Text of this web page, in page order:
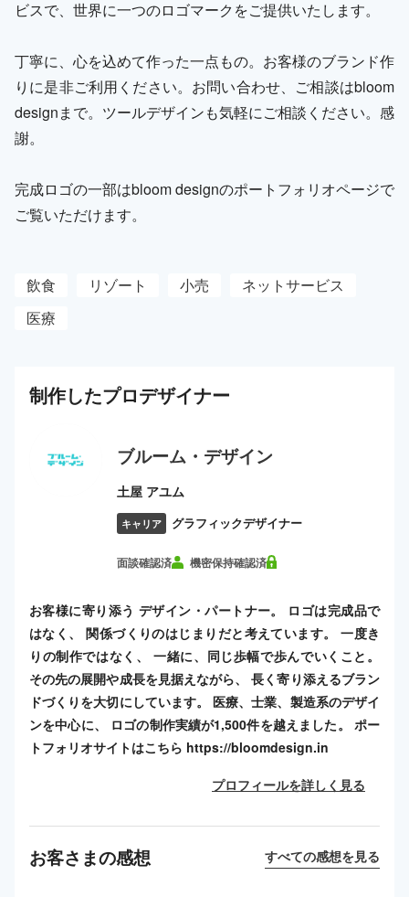
ビスで、世界に一つのロゴマークをご提供いたします。
丁寧に、心を込めて作った一点もの。お客様のブランド作
りに是非ご利用ください。お問い合わせ、ご相談はbloom
designまで。ツールデザインも気軽にご相談ください。感
謝。
完成ロゴの一部はbloom designのポートフォリオページで
ご覧いただけます。
飲食 リゾート 小売
ネットサービス
医療
制作したプロデザイナー
ブルーム・デザイン
土屋 アユム
キャリア グラフィックデザイナー
面談確認済 機密保持確認済
お客様に寄り添う デザイン・パートナー。 ロゴは完成品で
はなく、 関係づくりのはじまりだと考えています。 一度き
りの制作ではなく、 一緒に、同じ歩幅で歩んでいくこと。
その先の展開や成長を見据えながら、 長く寄り添えるブラン
ドづくりを大切にしています。 医療、士業、製造系のデザイ
ンを中心に、 ロゴの制作実績が1,500件を越えました。 ポー
トフォリオサイトはこちら https://bloomdesign.in
プロフィールを詳しく見る
お客さまの感想 すべての感想を見る